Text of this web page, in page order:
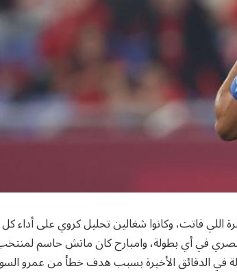
اللي فاتت، وكانوا شغالين تحليل كروي على أداء كل
في أي بطولة، وامبارح كان ماتش حاسم
في الدقائق الأخيرة بسبب هدف خطأ من عمرو